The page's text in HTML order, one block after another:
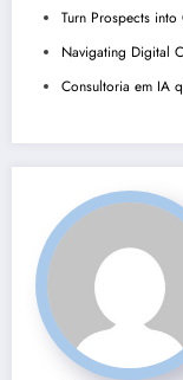
Turn Prospects
Navigating Digital
Consultoria em IA